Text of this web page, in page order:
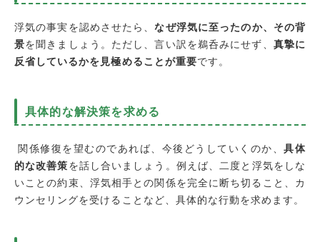
浮気の事実を認めさせたら、なぜ浮気に至ったのか、その背
景を聞きましょう。ただし、言い訳を鵜呑みにせず、 真摯に
反省しているかを見極めることが重要です。
具体的な解決策を求める
関係修復を望むのであれば、今後どうしていくのか、具体
的な改善策を話し合いましょう。例えば、二度と浮気をしな
いことの約束、浮気相手との関係を完全に断ち切ること、カ
ウンセリングを受けることなど、具体的な行動を求めます。